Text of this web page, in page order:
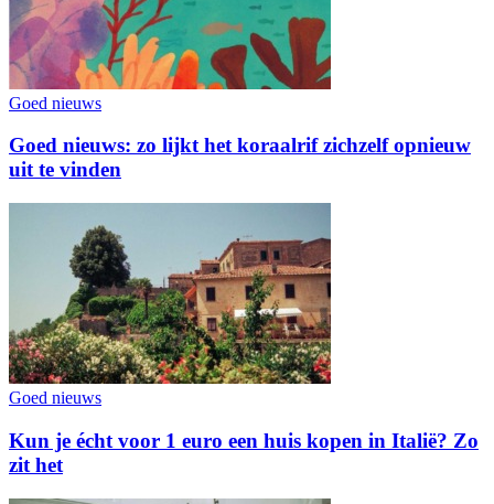
Goed nieuws
Goed nieuws: zo lijkt het koraalrif zichzelf opnieuw
uit te vinden
Goed nieuws
Kun je écht voor 1 euro een huis kopen in Italië? Zo
zit het